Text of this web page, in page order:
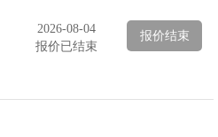
2026-08-04
报价已结束
报价结束